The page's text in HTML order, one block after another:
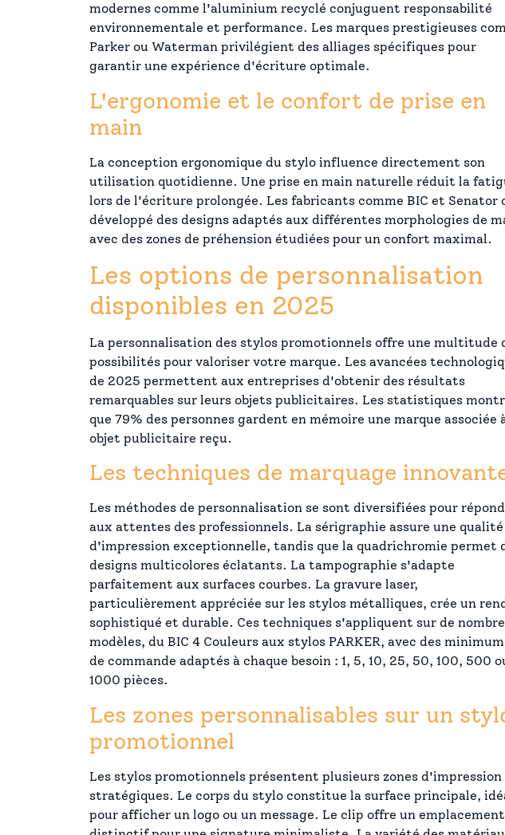
modernes comme l'aluminium recyclé conjuguent responsabilité
environnementale et performance. Les marques prestigieuses
Parker ou Waterman privilégient des alliages spécifiques pour
garantir une expérience d'écriture optimale.
L'ergonomie et le confort de prise en
main
La conception ergonomique du stylo influence directement son
utilisation quotidienne. Une prise en main naturelle réduit la
lors de l'écriture prolongée. Les fabricants comme BIC et Senator
développé des designs adaptés aux différentes morphologies de
avec des zones de préhension étudiées pour un confort maximal.
Les options de personnalisation
disponibles en 2025
La personnalisation des stylos promotionnels offre une multitude
possibilités pour valoriser votre marque. Les avancées
de 2025 permettent aux entreprises d'obtenir des résultats
remarquables sur leurs objets publicitaires. Les statistiques
que 79% des personnes gardent en mémoire une marque associée
objet publicitaire reçu.
Les techniques de marquage
Les méthodes de personnalisation se sont diversifiées pour
aux attentes des professionnels. La sérigraphie assure une qualité
d'impression exceptionnelle, tandis que la quadrichromie permet
designs multicolores éclatants. La tampographie s'adapte
parfaitement aux surfaces courbes. La gravure laser,
particulièrement appréciée sur les stylos métalliques, crée un
sophistiqué et durable. Ces techniques s'appliquent sur de
modèles, du BIC 4 Couleurs aux stylos PARKER, avec des
de commande adaptés à chaque besoin : 1, 5, 10, 25, 50, 100, 500
1000 pièces.
Les zones personnalisables sur un
promotionnel
Les stylos promotionnels présentent plusieurs zones d'impression
stratégiques. Le corps du stylo constitue la surface principale,
pour afficher un logo ou un message. Le clip offre un emplacement